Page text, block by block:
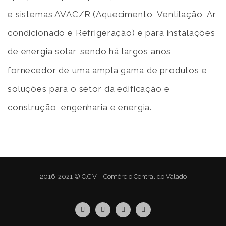
e sistemas AVAC/R (Aquecimento, Ventilação, Ar
condicionado e Refrigeração) e para instalações
de energia solar, sendo há largos anos
fornecedor de uma ampla gama de produtos e
soluções para o setor da edificação e
construção, engenharia e energia.
2016-2021 © C.C.V. - Comércio Central do Valado